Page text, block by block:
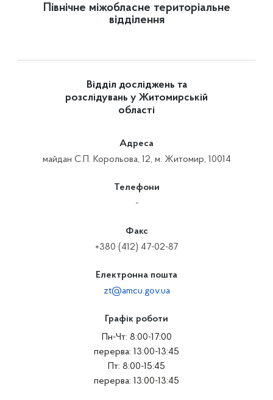
Північне міжобласне територіальне
відділення
Відділ досліджень та
розслідувань у Житомирській
області
Адреса
майдан С.П. Корольова, 12, м. Житомир, 10014
Телефони
-
Факс
+380 (412) 47-02-87
Електронна пошта
zt@amcu.gov.ua
Графік роботи
Пн-Чт: 8:00-17:00
перерва: 13:00-13:45
Пт: 8:00-15:45
перерва: 13:00-13:45